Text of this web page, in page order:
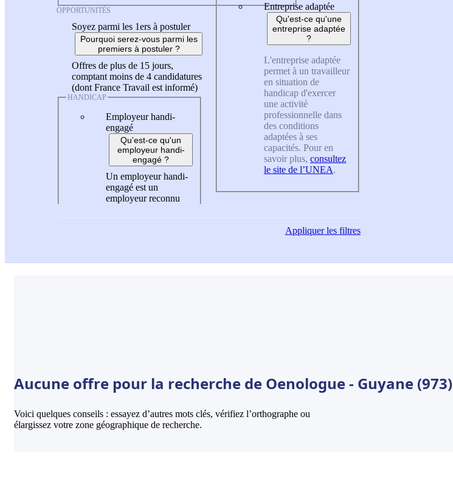
OPPORTUNITÉS
Soyez parmi les 1ers à postuler
Pourquoi serez-vous parmi les
premiers à postuler ?
Offres de plus de 15 jours,
comptant moins de 4 candidatures
(dont France Travail est informé)
HANDICAP
Employeur handi-
engagé
Qu'est-ce qu'un
employeur handi-
engagé ?
Un employeur handi-
engagé est un
employeur reconnu
Entreprise adaptée
Qu'est-ce qu'une
entreprise adaptée
?
L'entreprise adaptée
permet à un travailleur
en situation de
handicap d'exercer
une activité
professionnelle dans
des conditions
adaptées à ses
capacités. Pour en
savoir plus, consultez
le site de l’UNEA.
Appliquerles filtres
Aucune offre pour la recherche de Oenologue - Guyane (973)
Voici quelques conseils : essayez d’autres mots clés, vérifiez l’orthographe ou
élargissez votre zone géographique de recherche.